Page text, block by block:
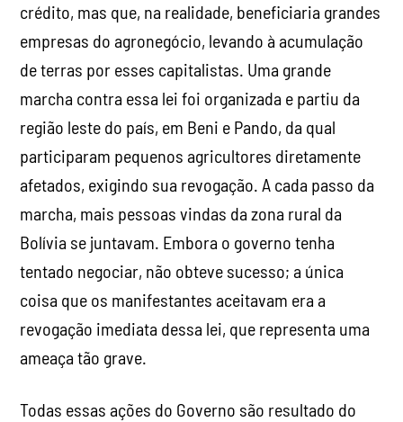
crédito, mas que, na realidade, beneficiaria grandes
empresas do agronegócio, levando à acumulação
de terras por esses capitalistas. Uma grande
marcha contra essa lei foi organizada e partiu da
região leste do país, em Beni e Pando, da qual
participaram pequenos agricultores diretamente
afetados, exigindo sua revogação. A cada passo da
marcha, mais pessoas vindas da zona rural da
Bolívia se juntavam. Embora o governo tenha
tentado negociar, não obteve sucesso; a única
coisa que os manifestantes aceitavam era a
revogação imediata dessa lei, que representa uma
ameaça tão grave.
Todas essas ações do Governo são resultado do